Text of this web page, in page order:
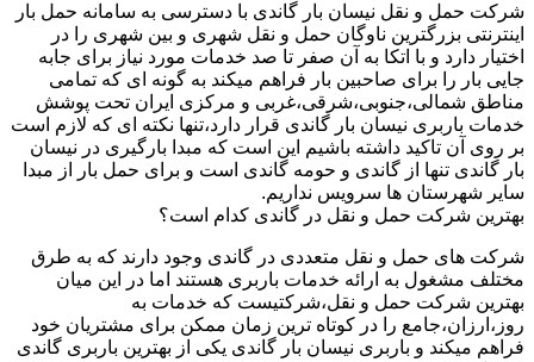
شرکت حمل و نقل نیسان بار گاندی با دسترسی به سامانه حمل بار
اینترنتی بزرگترین ناوگان حمل و نقل شهری و بین شهری را در
اختیار دارد و با اتکا به آن صفر تا صد خدمات مورد نیاز برای جابه
جایی بار را برای صاحبین بار فراهم میکند به گونه ای که تمامی
مناطق شمالی،جنوبی،شرقی،غربی و مرکزی ایران تحت پوشش
خدمات باربری نیسان بار گاندی قرار دارد،تنها نکته ای که لازم است
بر روی آن تاکید داشته باشیم این است که مبدا بارگیری در نیسان
بار گاندی تنها از گاندی و حومه گاندی است و برای حمل بار از مبدا
سایر شهرستان ها سرویس نداریم.
بهترین شرکت حمل و نقل در گاندی کدام است؟
شرکت های حمل و نقل متعددی در گاندی وجود دارند که به طرق
مختلف مشغول به ارائه خدمات باربری هستند اما در این میان
بهترین شرکت حمل و نقل،شرکتیست که خدمات به
روز،ارزان،جامع را در کوتاه ترین زمان ممکن برای مشتریان خود
فراهم میکند و باربری نیسان بار گاندی یکی از بهترین باربری گاندی